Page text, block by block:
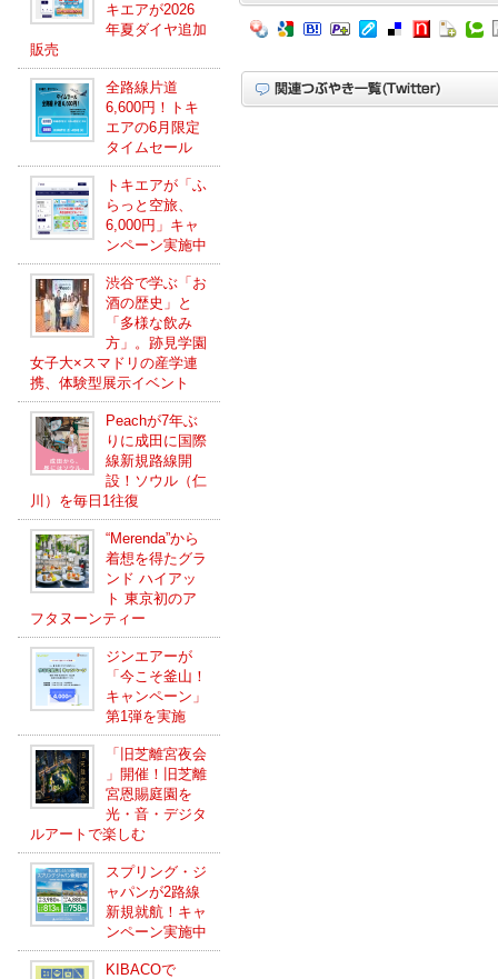
キエアが2026
年夏ダイヤ追加
販売
全路線片道
6,600円！トキ
エアの6月限定
タイムセール
トキエアが「ふ
らっと空旅、
6,000円」キャ
ンペーン実施中
渋谷で学ぶ「お
酒の歴史」と
「多様な飲み
方」。跡見学園
女子大×スマドリの産学連
携、体験型展示イベント
Peachが7年ぶ
りに成田に国際
線新規路線開
設！ソウル（仁
川）を毎日1往復
“Merenda”から
着想を得たグラ
ンド ハイアッ
ト 東京初のア
フタヌーンティー
ジンエアーが
「今こそ釜山！
キャンペーン」
第1弾を実施
「旧芝離宮夜会
」開催！旧芝離
宮恩賜庭園を
光・音・デジタ
ルアートで楽しむ
スプリング・ジ
ャパンが2路線
新規就航！キャ
ンペーン実施中
KIBACOで